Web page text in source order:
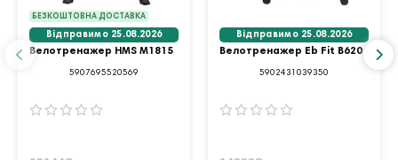
БЕЗКОШТОВНА ДОСТАВКА
Відправимо 25.08.2026
Велотренажер HMS M1815
5907695520569
Відправимо 25.08.2026
Велотренажер Eb Fit B620
5902431039350